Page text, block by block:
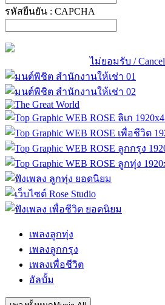
รหัสยืนยัน : CAPCHA
ไม่ยอมรับ / Cancel
เพลงลูกทุ่ง
เพลงลูกกรุง
เพลงเพื่อชีวิต
อัลบั้ม